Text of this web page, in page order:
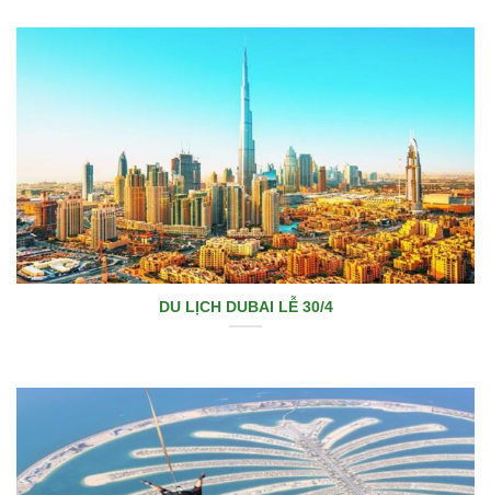
DU LỊCH DUBAI LỄ 30/4